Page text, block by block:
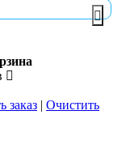
заказ | Очистить